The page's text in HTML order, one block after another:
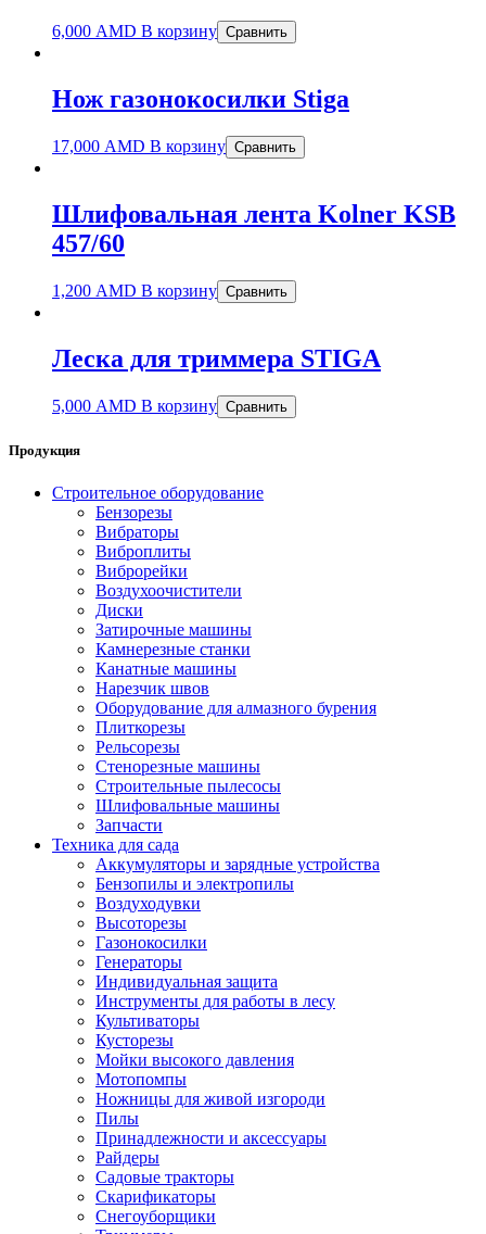
6,000 AMD В корзину Сравнить
Нож газонокосилки Stiga
17,000 AMD В корзину Сравнить
Шлифовальная лента Kolner KSB
457/60
1,200 AMD В корзину Сравнить
Леска для триммера STIGA
5,000 AMD В корзину Сравнить
Продукция
Строительное оборудование
Бензорезы
Вибраторы
Виброплиты
Виброрейки
Воздухоочистители
Диски
Затирочные машины
Камнерезные станки
Канатные машины
Нарезчик швов
Оборудование для алмазного бурения
Плиткорезы
Рельсорезы
Стенорезные машины
Строительные пылесосы
Шлифовальные машины
Запчасти
Техника для сада
Аккумуляторы и зарядные устройства
Бензопилы и электропилы
Воздуходувки
Высоторезы
Газонокосилки
Генераторы
Индивидуальная защита
Инструменты для работы в лесу
Культиваторы
Кусторезы
Мойки высокого давления
Мотопомпы
Ножницы для живой изгороди
Пилы
Принадлежности и аксессуары
Райдеры
Садовые тракторы
Скарификаторы
Снегоуборщики